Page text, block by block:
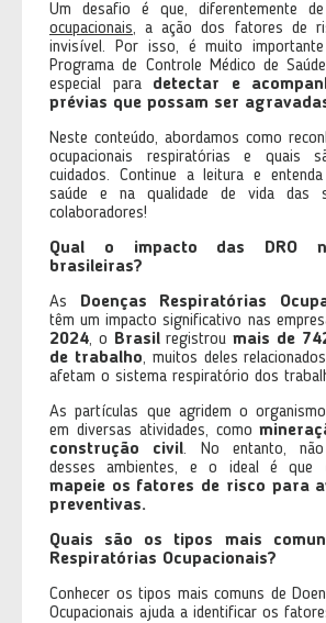
Um desafio é que, diferentemente
ocupacionais, a ação dos fatores de
invisível. Por isso, é muito
Programa de Controle Médico de
especial paradetectar e
prévias que possam ser
Neste conteúdo, abordamos como
ocupacionais respiratórias e quais
cuidados. Continue a leitura e
saúde e na qualidade de vida das
colaboradores!
Qual o impacto das DRO
brasileiras?
As Doenças Respiratórias
têm um impacto significativo nas
2024, o Brasilregistrou mais de
de trabalho, muitos deles
afetam o sistema respiratório dos
As partículas que agridem o
em diversas atividades, como
construção civil. No entanto,
desses ambientes, e o ideal é que
mapeie os fatores de risco para
preventivas.
Quais são os tipos mais
Respiratórias Ocupacionais?
Conhecer os tipos mais comuns de
Ocupacionais ajuda a identificar os